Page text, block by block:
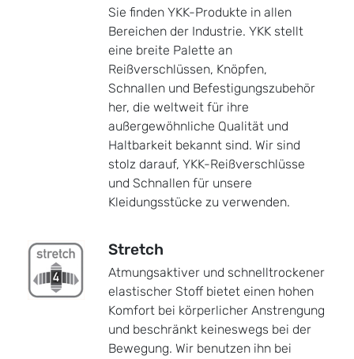
Sie finden YKK-Produkte in allen
Bereichen der Industrie. YKK stellt
eine breite Palette an
Reißverschlüssen, Knöpfen,
Schnallen und Befestigungszubehör
her, die weltweit für ihre
außergewöhnliche Qualität und
Haltbarkeit bekannt sind. Wir sind
stolz darauf, YKK-Reißverschlüsse
und Schnallen für unsere
Kleidungsstücke zu verwenden.
Stretch
Atmungsaktiver und schnelltrockener
elastischer Stoff bietet einen hohen
Komfort bei körperlicher Anstrengung
und beschränkt keineswegs bei der
Bewegung. Wir benutzen ihn bei